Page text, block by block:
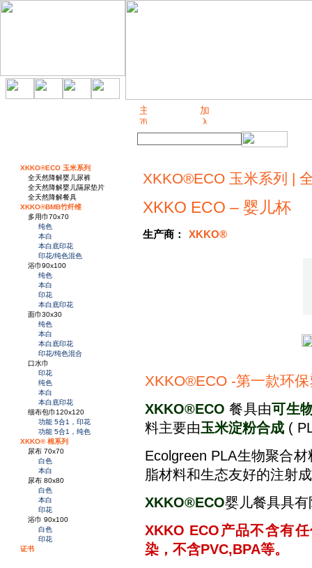
XKKO®ECO 玉米系列
全天然降解婴儿尿裤
全天然降解婴儿隔尿垫片
全天然降解餐具
XKKO®BMB竹纤维
多用巾70x70
纯色
本白
本白底印花
印花/纯色混色
浴巾90x100
纯色
本白
印花
本白底印花
面巾30x30
纯色
本白
本白底印花
印花/纯色混合
口水巾
印花
纯色
本白
本白底印花
细布包巾120x120
功能 5合1，印花
功能 5合1，纯色
XKKO® 棉系列
尿布 70x70
白色
本白
尿布 80x80
白色
本白
印花
浴巾 90x100
白色
印花
证书
XKKO®ECO 玉米系列 |
XKKO ECO – 婴儿杯
生产商： XKKO®
XKKO®ECO -第一款环
XKKO®ECO 餐具由可生
料主要由玉米淀粉合成 (
Ecolgreen PLA生物聚合
脂材料和生态友好的注射
XKKO®ECO婴儿餐具具
XKKO ECO产品不含有
染，不含PVC,BPA等。